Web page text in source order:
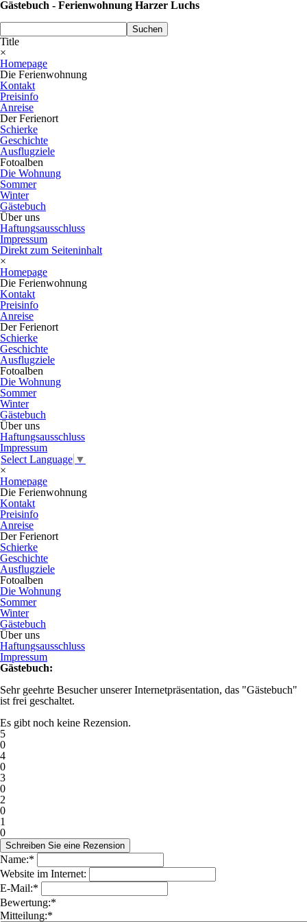
Gästebuch - Ferienwohnung Harzer Luchs
Suchen
Title
×
Homepage
Die Ferienwohnung
Kontakt
Preisinfo
Anreise
Der Ferienort
Schierke
Geschichte
Ausflugziele
Fotoalben
Die Wohnung
Sommer
Winter
Gästebuch
Über uns
Haftungsausschluss
Impressum
Direkt zum Seiteninhalt
×
Homepage
Die Ferienwohnung
Kontakt
Preisinfo
Anreise
Der Ferienort
Schierke
Geschichte
Ausflugziele
Fotoalben
Die Wohnung
Sommer
Winter
Gästebuch
Über uns
Haftungsausschluss
Impressum
Select Language ▼
×
Homepage
Die Ferienwohnung
Kontakt
Preisinfo
Anreise
Der Ferienort
Schierke
Geschichte
Ausflugziele
Fotoalben
Die Wohnung
Sommer
Winter
Gästebuch
Über uns
Haftungsausschluss
Impressum
Gästebuch:
Sehr geehrte Besucher unserer Internetpräsentation, das "Gästebuch"
ist frei geschaltet.
Es gibt noch keine Rezension.
5
0
4
0
3
0
2
0
1
0
Name:*
Website im Internet:
E-Mail:*
Bewertung:*
Mitteilung:*